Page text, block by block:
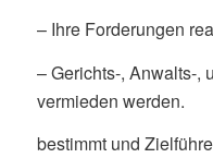
– Ihre Forderungen
– Gerichts-, Anwalts-,
vermieden werden.
bestimmt und